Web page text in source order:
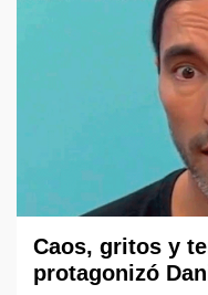
Caos, gritos y
protagonizó